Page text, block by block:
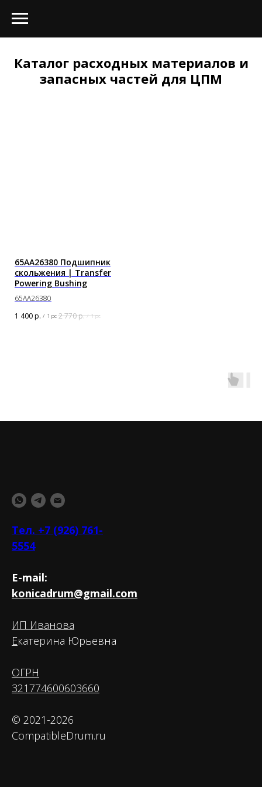
Каталог расходных материалов и
запасных частей для ЦПМ
65AA26380 Подшипник
скольжения | Transfer
Powering Bushing
65AA26380
1 400р. / 1 pc 2 770р. / 1 pc
Тел. +7 (926) 761-
5554
E-mail:
konicadrum@gmail.com
ИП Иванова
Екатерина Юрьевна
ОГРН
321774600603660
© 2021-2026
CompatibleDrum.ru